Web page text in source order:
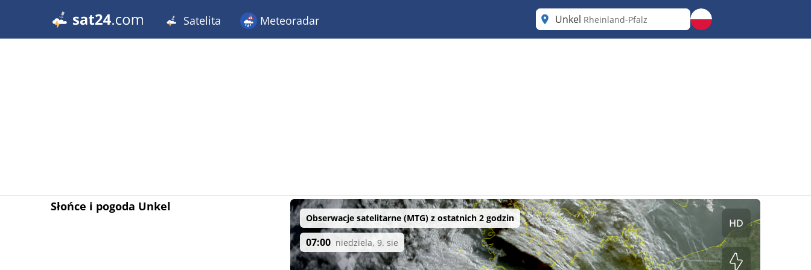
Satelita Meteoradar Unkel Rheinland-Pfalz
Słońce i pogoda Unkel
Obserwacje satelitarne (MTG) z ostatnich 2 godzin
07:00 niedziela, 9. sie